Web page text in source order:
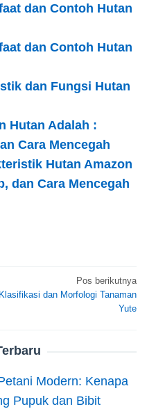
dan Contoh Hutan
dan Contoh Hutan
dan Fungsi Hutan
Hutan Adalah :
Cara Mencegah
Hutan Amazon
dan Cara Mencegah
Pos berikutnya
Klasifikasi dan Morfologi Tanaman
Yute
Modern: Kenapa
Pupuk dan Bibit